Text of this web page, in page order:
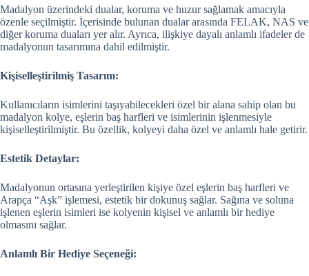
Madalyon üzerindeki dualar, koruma ve huzur sağlamak amacıyla
özenle seçilmiştir. İçerisinde bulunan dualar arasında FELAK, NAS ve
diğer koruma duaları yer alır. Ayrıca, ilişkiye dayalı anlamlı ifadeler de
madalyonun tasarımına dahil edilmiştir.
Kişiselleştirilmiş Tasarım:
Kullanıcıların isimlerini taşıyabilecekleri özel bir alana sahip olan bu
madalyon kolye, eşlerin baş harfleri ve isimlerinin işlenmesiyle
kişiselleştirilmiştir. Bu özellik, kolyeyi daha özel ve anlamlı hale getirir.
Estetik Detaylar:
Madalyonun ortasına yerleştirilen kişiye özel eşlerin baş harfleri ve
Arapça “Aşk” işlemesi, estetik bir dokunuş sağlar. Sağına ve soluna
işlenen eşlerin isimleri ise kolyenin kişisel ve anlamlı bir hediye
olmasını sağlar.
Anlamlı Bir Hediye Seçeneği: